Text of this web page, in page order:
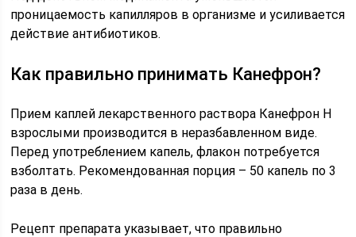
проницаемость капилляров в организме и усиливается
действие антибиотиков.
Как правильно принимать Канефрон?
Прием каплей лекарственного раствора Канефрон Н
взрослыми производится в неразбавленном виде.
Перед употреблением капель, флакон потребуется
взболтать. Рекомендованная порция – 50 капель по 3
раза в день.
Рецепт препарата указывает, что правильно